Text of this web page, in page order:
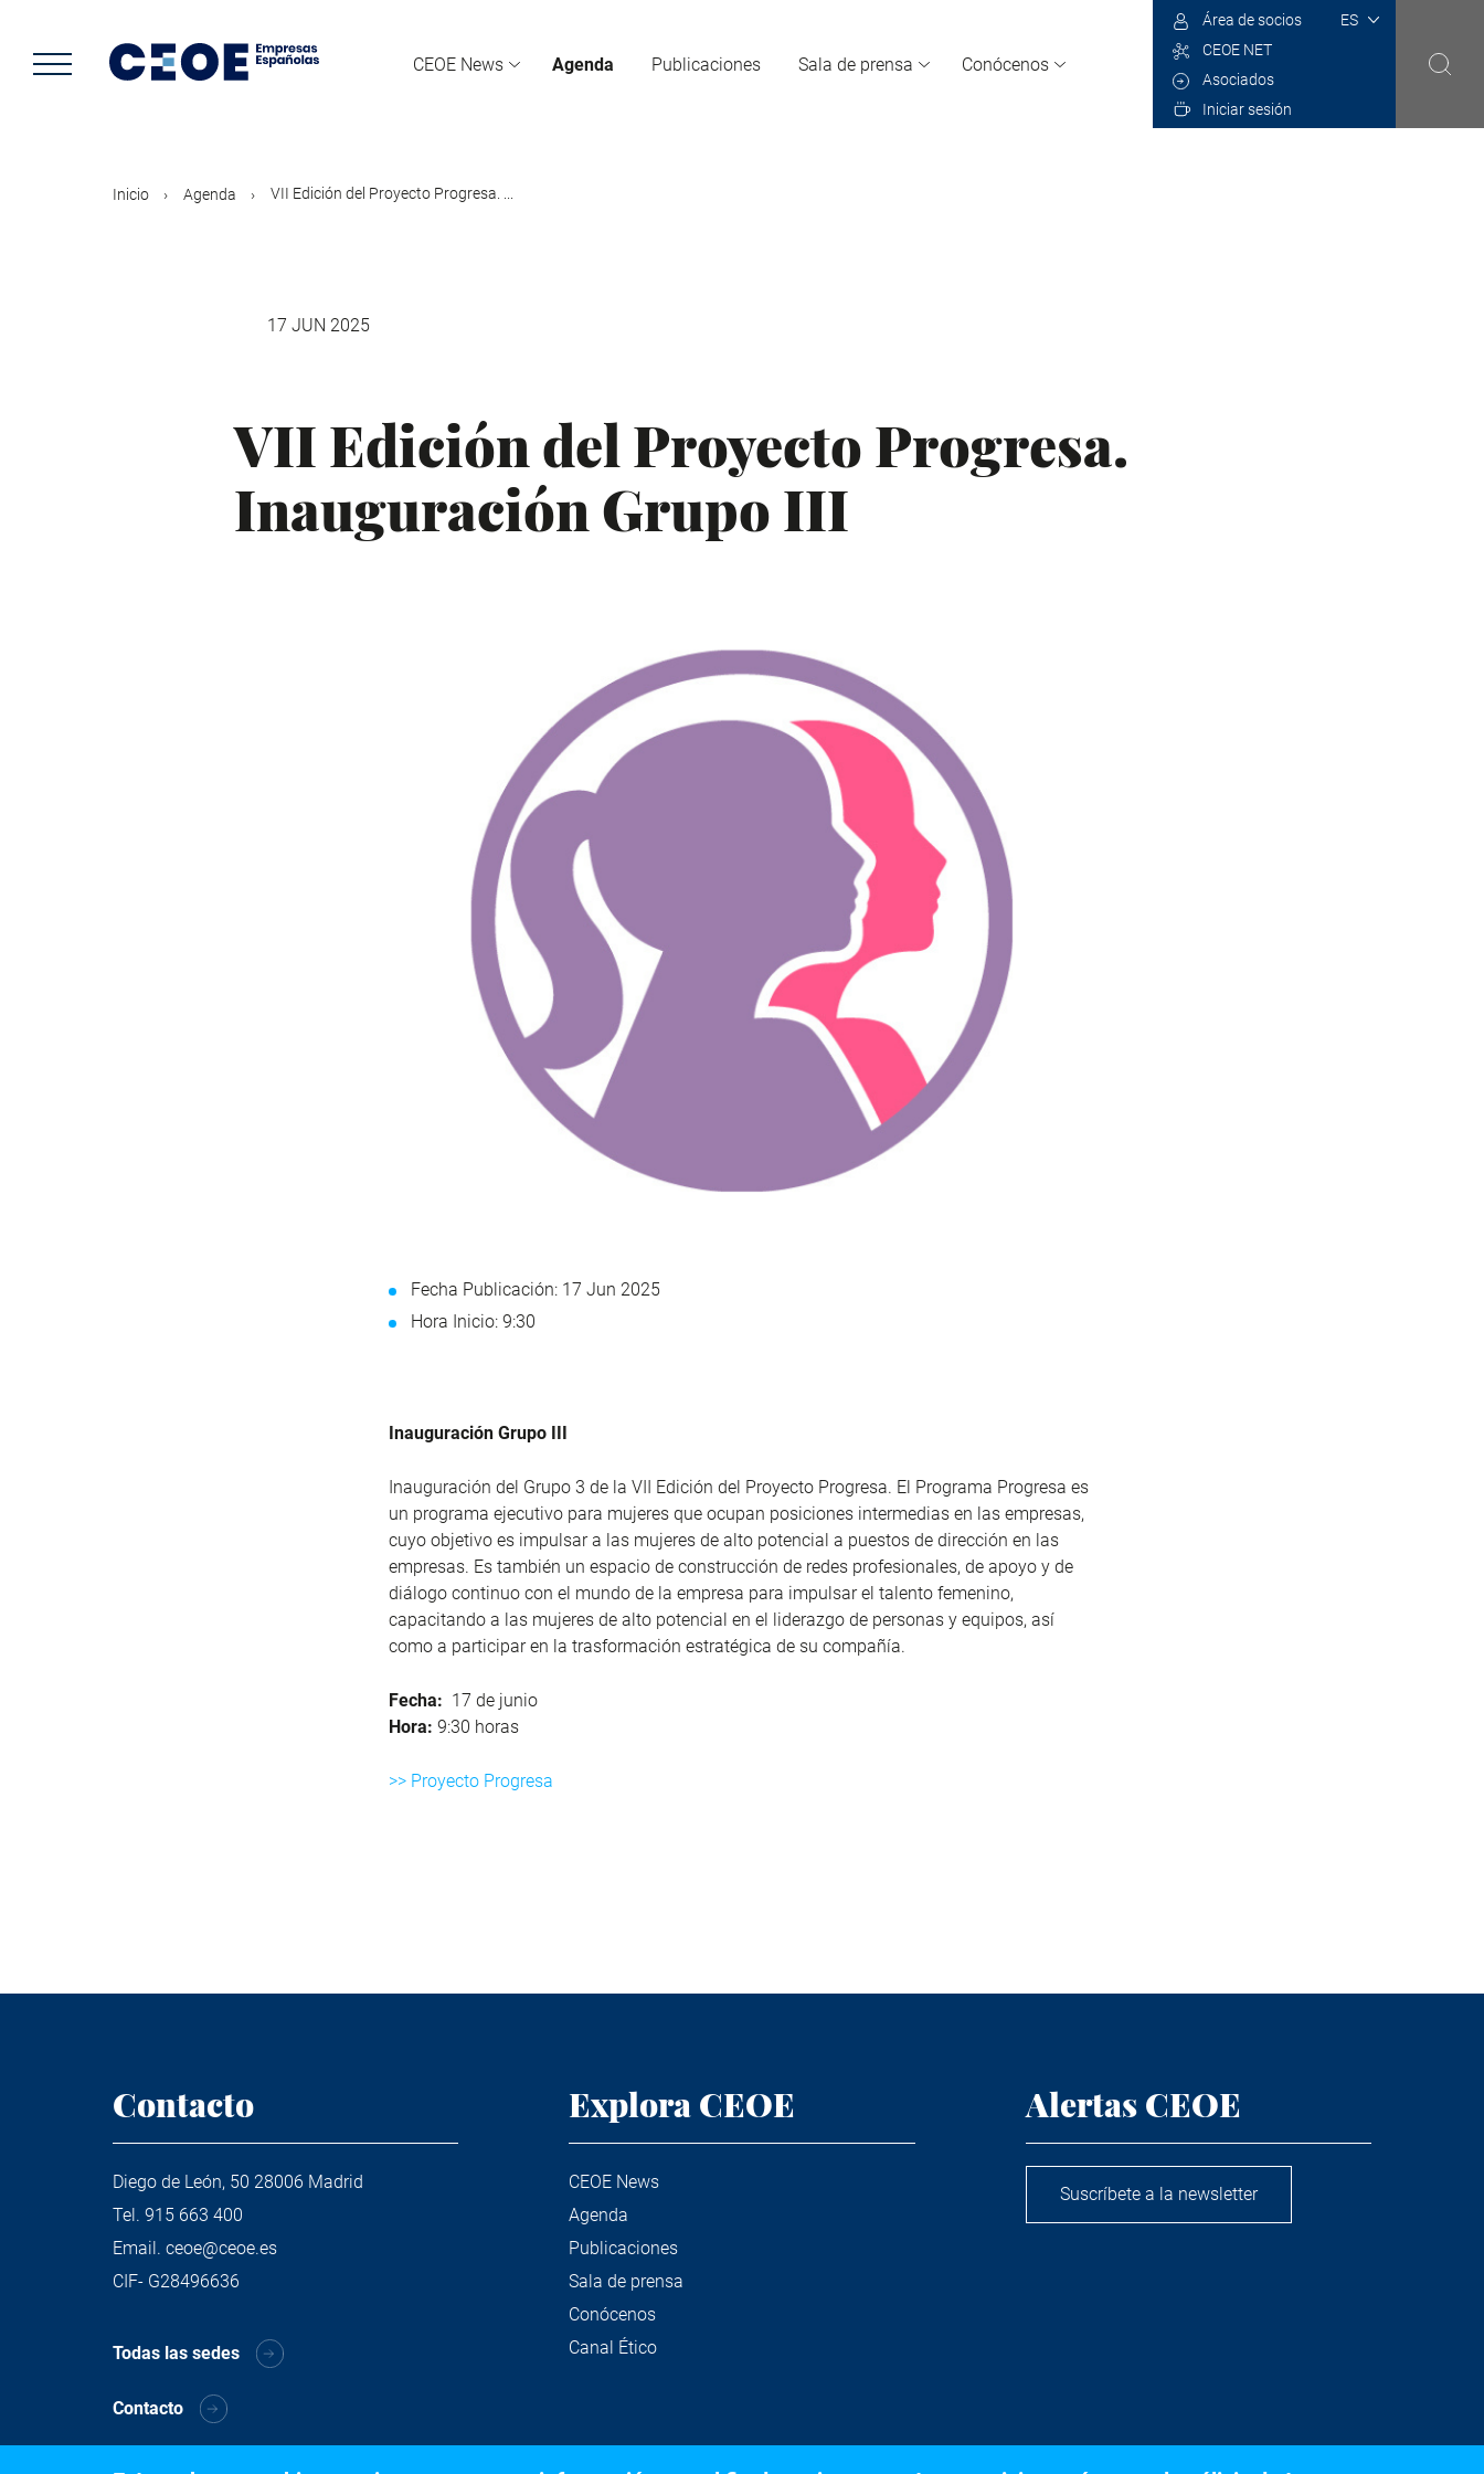
contenido
principal
CEOE News Agenda Publicaciones Sala de prensa Conócenos
Select
Área de socios
CEOE NET
Asociados
Iniciar sesión
Inicio Agenda VII Edición del Proyecto Progresa. ...
17 JUN 2025
VII Edición del Proyecto Progresa.
Inauguración Grupo III
Fecha Publicación: 17 Jun 2025
Hora Inicio: 9:30
Inauguración Grupo III
Inauguración del Grupo 3 de la VII Edición del Proyecto Progresa. El Programa Progresa es
un programa ejecutivo para mujeres que ocupan posiciones intermedias en las empresas,
cuyo objetivo es impulsar a las mujeres de alto potencial a puestos de dirección en las
empresas. Es también un espacio de construcción de redes profesionales, de apoyo y de
diálogo continuo con el mundo de la empresa para impulsar el talento femenino,
capacitando a las mujeres de alto potencial en el liderazgo de personas y equipos, así
como a participar en la trasformación estratégica de su compañía.
Fecha: 17 de junio
Hora: 9:30 horas
>> Proyecto Progresa
Contacto
Diego de León, 50 28006 Madrid
Tel. 915 663 400
Email. ceoe@ceoe.es
CIF- G28496636
Todas las sedes
Contacto
Explora CEOE
CEOE News
Agenda
Publicaciones
Sala de prensa
Conócenos
Canal Ético
Alertas CEOE
Suscríbete a la newsletter